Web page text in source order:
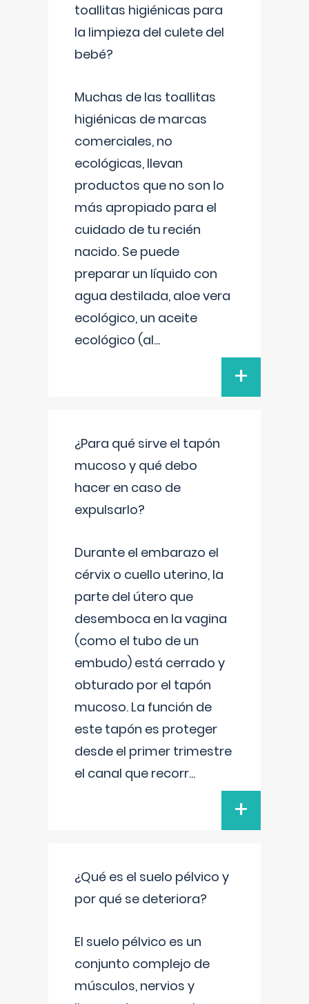
toallitas higiénicas para
la limpieza del culete del
bebé?
Muchas de las toallitas
higiénicas de marcas
comerciales, no
ecológicas, llevan
productos que no son lo
más apropiado para el
cuidado de tu recién
nacido. Se puede
preparar un líquido con
agua destilada, aloe vera
ecológico, un aceite
ecológico (al...
+
¿Para qué sirve el tapón
mucoso y qué debo
hacer en caso de
expulsarlo?
Durante el embarazo el
cérvix o cuello uterino, la
parte del útero que
desemboca en la vagina
(como el tubo de un
embudo) está cerrado y
obturado por el tapón
mucoso. La función de
este tapón es proteger
desde el primer trimestre
el canal que recorr...
+
¿Qué es el suelo pélvico y
por qué se deteriora?
El suelo pélvico es un
conjunto complejo de
músculos, nervios y